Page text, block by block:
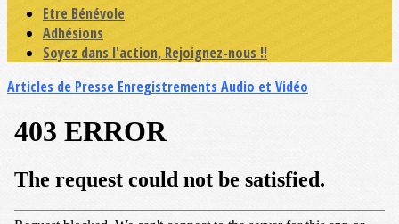
Etre Bénévole
Adhésions
Soyez dans l'action, Rejoignez-nous !!
Articles de Presse Enregistrements Audio et Vidéo